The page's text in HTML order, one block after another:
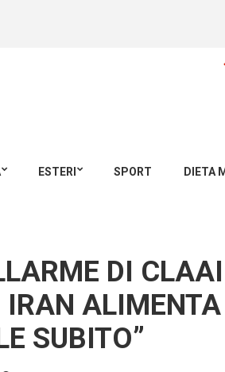
ESTERI SPORT DIETA
DI
SUBITO”